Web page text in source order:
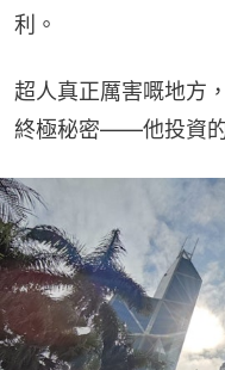
利。
超人真正厲害嘅地方
終極秘密——他投資的